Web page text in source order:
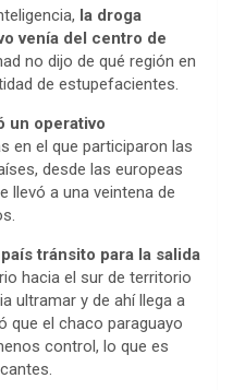
la droga
venía del centro de
no dijo de qué región en
de estupefacientes.
un operativo
en el que participaron las
desde las europeas
llevó a una veintena de
tránsito para la salida
hacia el sur de territorio
ultramar y de ahí llega a
que el chaco paraguayo
control, lo que es